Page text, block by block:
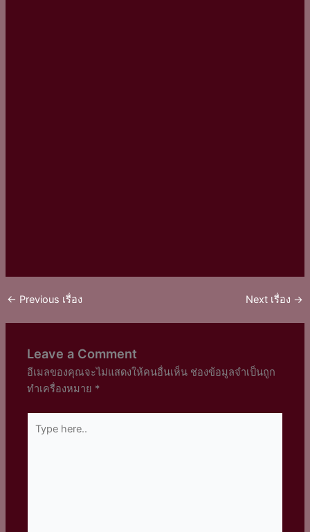
← Previous เรื่อง Next เรื่อง →
Leave a Comment
อีเมลของคุณจะไม่แสดงให้คนอื่นเห็น ช่องข้อมูลจำเป็นถูก
ทำเครื่องหมาย *
here..